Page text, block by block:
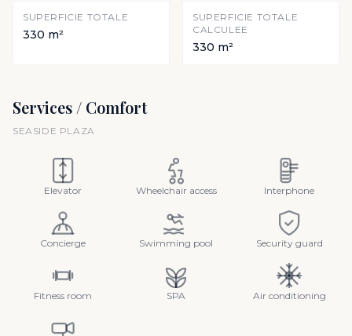
SUPERFICIE TOTALE
330 m²
SUPERFICIE TOTALE
CALCULEE
330 m²
Services / Comfort
SEASIDE PLAZA
Elevator Wheelchair access Interphone
Concierge Swimming pool Security guard
Fitness room SPA Air conditioning